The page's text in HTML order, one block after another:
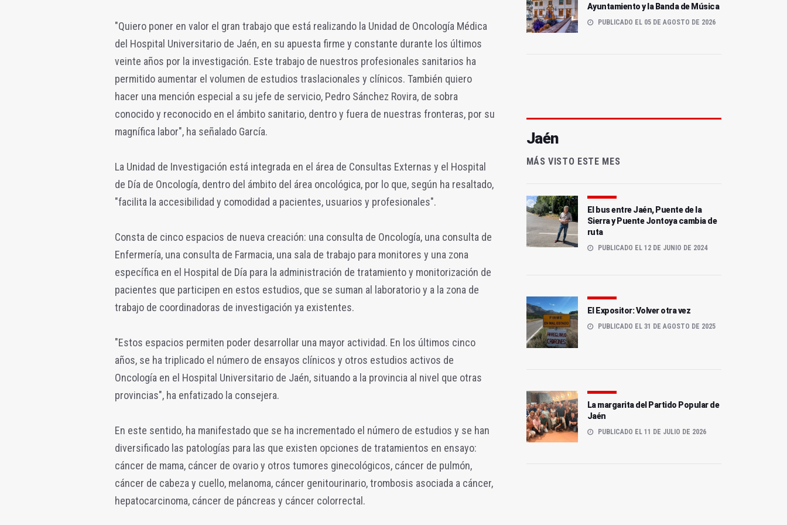
"Quiero poner en valor el gran trabajo que está realizando la Unidad de Oncología Médica
del Hospital Universitario de Jaén, en su apuesta firme y constante durante los últimos
veinte años por la investigación. Este trabajo de nuestros profesionales sanitarios ha
permitido aumentar el volumen de estudios traslacionales y clínicos. También quiero
hacer una mención especial a su jefe de servicio, Pedro Sánchez Rovira, de sobra
conocido y reconocido en el ámbito sanitario, dentro y fuera de nuestras fronteras, por su
magnífica labor", ha señalado García.
La Unidad de Investigación está integrada en el área de Consultas Externas y el Hospital
de Día de Oncología, dentro del ámbito del área oncológica, por lo que, según ha resaltado,
"facilita la accesibilidad y comodidad a pacientes, usuarios y profesionales".
Consta de cinco espacios de nueva creación: una consulta de Oncología, una consulta de
Enfermería, una consulta de Farmacia, una sala de trabajo para monitores y una zona
específica en el Hospital de Día para la administración de tratamiento y monitorización de
pacientes que participen en estos estudios, que se suman al laboratorio y a la zona de
trabajo de coordinadoras de investigación ya existentes.
"Estos espacios permiten poder desarrollar una mayor actividad. En los últimos cinco
años, se ha triplicado el número de ensayos clínicos y otros estudios activos de
Oncología en el Hospital Universitario de Jaén, situando a la provincia al nivel que otras
provincias", ha enfatizado la consejera.
En este sentido, ha manifestado que se ha incrementado el número de estudios y se han
diversificado las patologías para las que existen opciones de tratamientos en ensayo:
cáncer de mama, cáncer de ovario y otros tumores ginecológicos, cáncer de pulmón,
cáncer de cabeza y cuello, melanoma, cáncer genitourinario, trombosis asociada a cáncer,
hepatocarcinoma, cáncer de páncreas y cáncer colorrectal.
Ayuntamiento y la Banda de Música
PUBLICADO EL 05 DE AGOSTO DE 2026
Jaén
MÁS VISTO ESTE MES
El bus entre Jaén, Puente de la
Sierra y Puente Jontoya cambia de
ruta
PUBLICADO EL 12 DE JUNIO DE 2024
El Expositor: Volver otra vez
PUBLICADO EL 31 DE AGOSTO DE 2025
La margarita del Partido Popular de
Jaén
PUBLICADO EL 11 DE JULIO DE 2026